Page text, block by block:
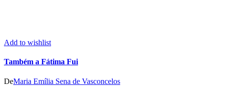
Add to wishlist
Também a Fátima Fui
DeMaria Emília Sena de Vasconcelos